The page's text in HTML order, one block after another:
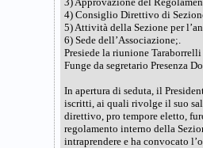
4) Consiglio Direttivo di
5) Attività della Sezione per
6) Sede dell’Associazione;.
Presiede la riunione
Funge da segretario Presenza
In apertura di seduta, il
iscritti, ai quali rivolge il suo
direttivo, pro tempore eletto,
regolamento interno della
intraprendere e ha convocato